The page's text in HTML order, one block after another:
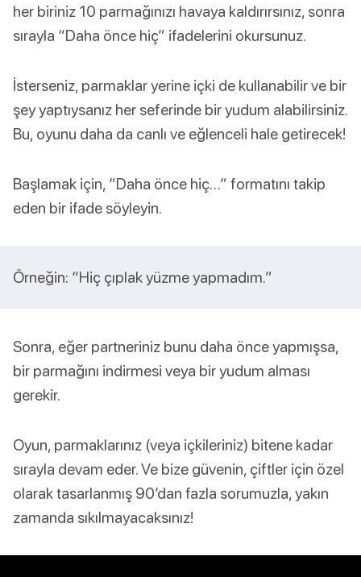
her biriniz 10 parmağınızı havaya kaldırırsınız, sonra
sırayla “Daha önce hiç” ifadelerini okursunuz.
İsterseniz, parmaklar yerine içki de kullanabilir ve bir
şey yaptıysanız her seferinde bir yudum alabilirsiniz.
Bu, oyunu daha da canlı ve eğlenceli hale getirecek!
Başlamak için, “Daha önce hiç…” formatını takip
eden bir ifade söyleyin.
Örneğin: “Hiç çıplak yüzme yapmadım.”
Sonra, eğer partneriniz bunu daha önce yapmışsa,
bir parmağını indirmesi veya bir yudum alması
gerekir.
Oyun, parmaklarınız (veya içkileriniz) bitene kadar
sırayla devam eder. Ve bize güvenin, çiftler için özel
olarak tasarlanmış 90’dan fazla sorumuzla, yakın
zamanda sıkılmayacaksınız!